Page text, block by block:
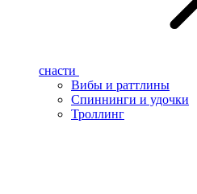
снасти
Вибы и раттлины
Спиннинги и удочки
Троллинг